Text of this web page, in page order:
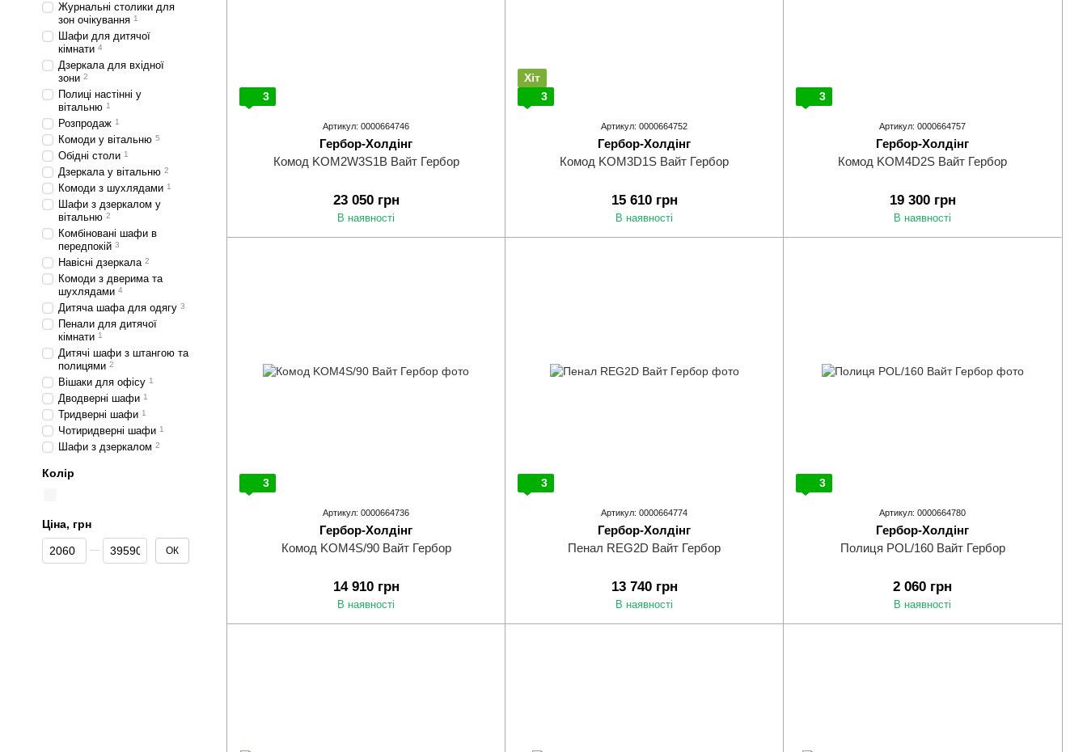
3
Артикул: 0000664746
Гербор-Холдінг
Комод KOM2W3S1B Вайт Гербор
23 050 грн
В наявності
Хіт
3
Артикул: 0000664752
Гербор-Холдінг
Комод KOM3D1S Вайт Гербор
15 610 грн
В наявності
3
Артикул: 0000664757
Гербор-Холдінг
Комод KOM4D2S Вайт Гербор
19 300 грн
В наявності
3
Артикул: 0000664736
Гербор-Холдінг
Комод KOM4S/90 Вайт Гербор
14 910 грн
В наявності
3
Артикул: 0000664774
Гербор-Холдінг
Пенал REG2D Вайт Гербор
13 740 грн
В наявності
3
Артикул: 0000664780
Гербор-Холдінг
Полиця POL/160 Вайт Гербор
2 060 грн
В наявності
Журнальні столики для
зон очікування 1
Шафи для дитячої
кімнати 4
Дзеркала для вхідної
зони 2
Полиці настінні у
вітальню 1
Розпродаж 1
Комоди у вітальню 5
Обідні столи 1
Дзеркала у вітальню 2
Комоди з шухлядами 1
Шафи з дзеркалом у
вітальню 2
Комбіновані шафи в
передпокій 3
Навісні дзеркала 2
Комоди з дверима та
шухлядами 4
Дитяча шафа для одягу 3
Пенали для дитячої
кімнати 1
Дитячі шафи з штангою та
полицями 2
Вішаки для офісу 1
Дводверні шафи 1
Тридверні шафи 1
Чотиридверні шафи 1
Шафи з дзеркалом 2
Колір
Ціна, грн
Від Ціна, грн
До Ціна, грн ОК